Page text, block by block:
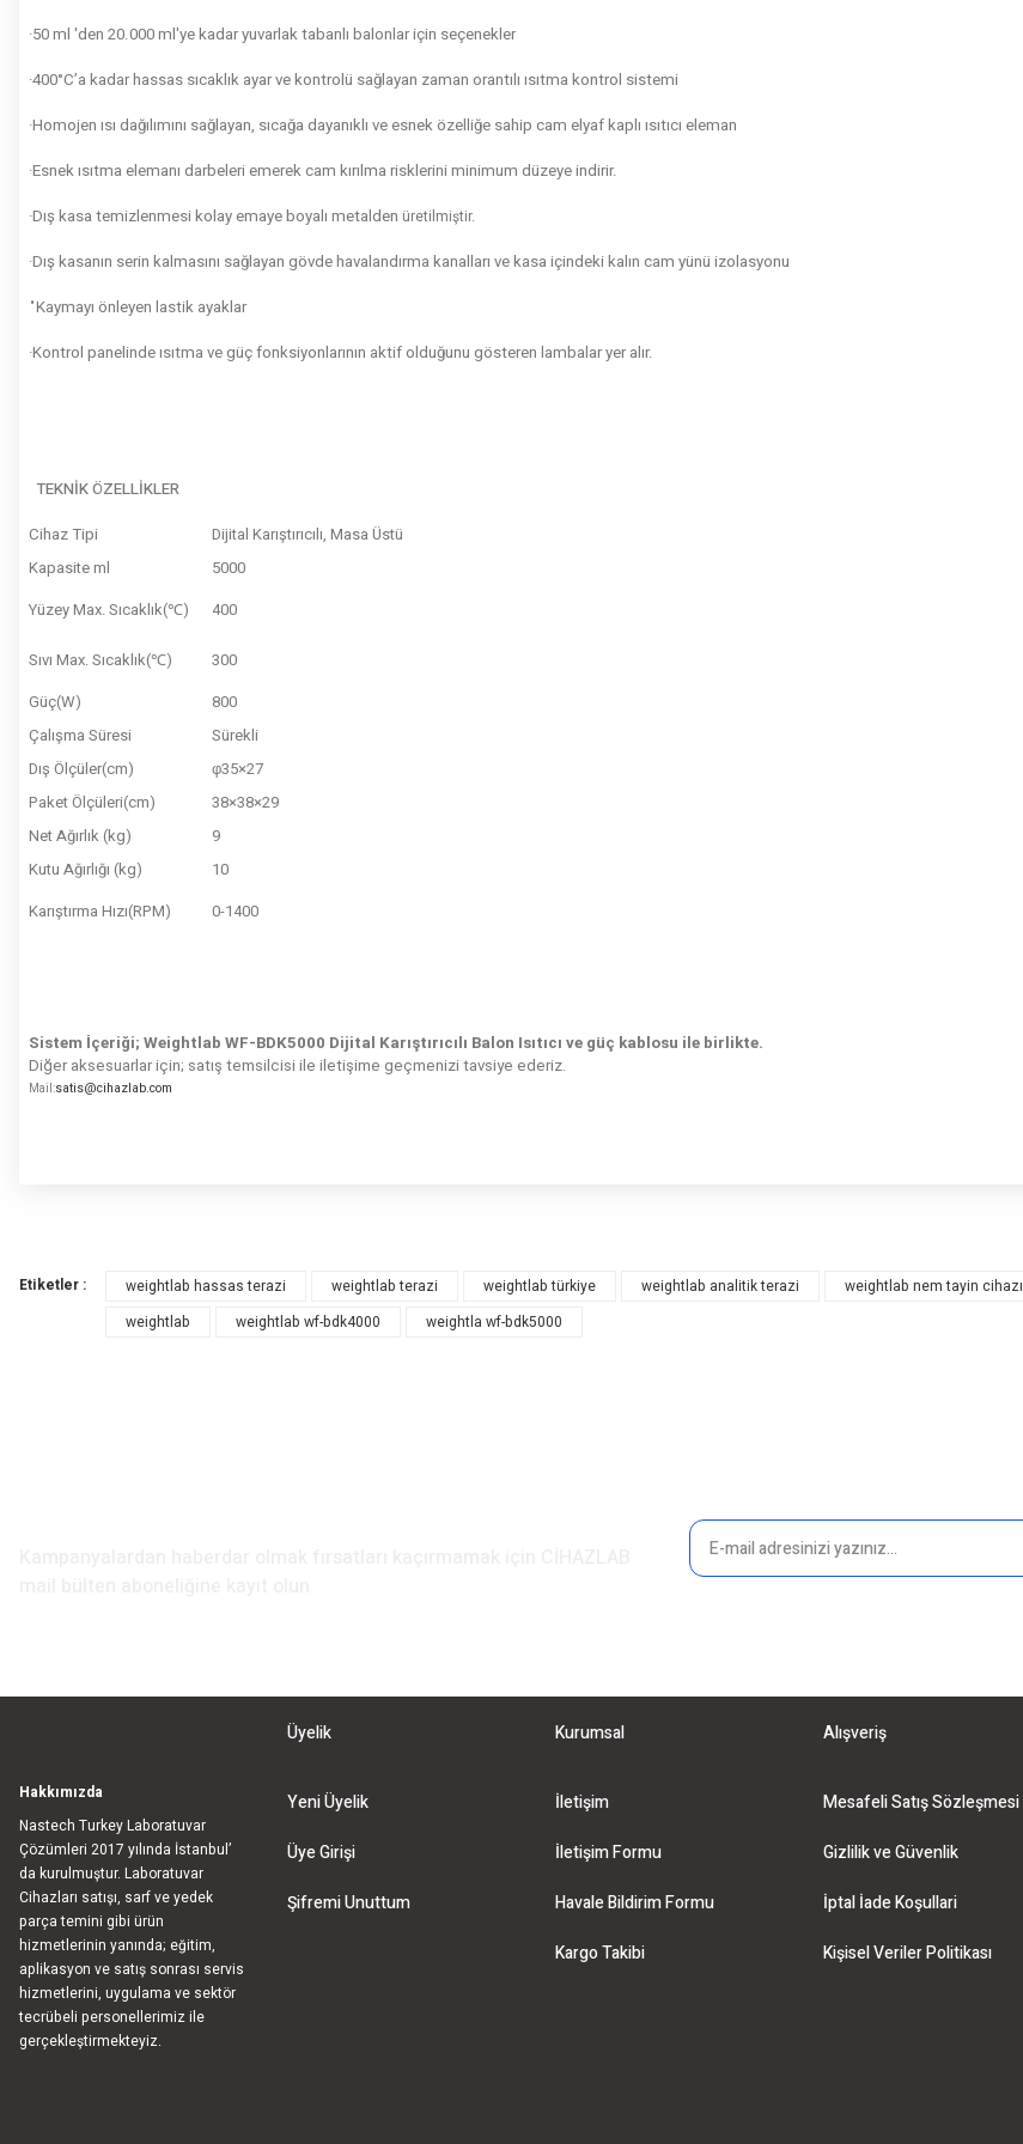
·50 ml 'den 20.000 ml'ye kadar yuvarlak tabanlı balonlar için seçenekler
·400°C’a kadar hassas sıcaklık ayar ve kontrolü sağlayan zaman orantılı ısıtma kontrol sistemi
·Homojen ısı dağılımını sağlayan, sıcağa dayanıklı ve esnek özelliğe sahip cam elyaf kaplı ısıtıcı eleman
·Esnek ısıtma elemanı darbeleri emerek cam kırılma risklerini minimum düzeye indirir.
·Dış kasa temizlenmesi kolay emaye boyalı metalden üretilmiştir.
·Dış kasanın serin kalmasını sağlayan gövde havalandırma kanalları ve kasa içindeki kalın cam yünü izolasyonu
·Kaymayı önleyen lastik ayaklar
·Kontrol panelinde ısıtma ve güçfonksiyonlarının aktif olduğunu gösteren lambalar yer alır.
TEKNİK ÖZELLİKLER
Cihaz Tipi
Dijital Karıştırıcılı, Masa Üstü
Kapasite ml
5000
Yüzey Max. Sıcaklık(℃) 400
Sıvı Max. Sıcaklık(℃)
300
Güç(W)
800
Çalışma Süresi
Sürekli
Dış Ölçüler(cm)
φ35×27
Paket Ölçüleri(cm)
38×38×29
Net Ağırlık (kg)
9
Kutu Ağırlığı (kg) 10
Karıştırma Hızı(RPM) 0-1400
Sistem İçeriği; Weightlab WF-BDK5000 Dijital Karıştırıcılı Balon Isıtıcı ve güç kablosu ile birlikte.
Diğer aksesuarlar için; satış temsilcisi ile iletişime geçmenizi tavsiye ederiz.
Mail :satis@cihazlab.com
Etiketler : weightlab hassas terazi weightlab terazi weightlab türkiye weightlab analitik terazi weightlab nem tayin cihazı
weightlab
weightlab wf-bdk4000 weightla wf-bdk5000
Hakkımızda
Nastech Turkey Laboratuvar
Çözümleri 2017 yılında İstanbul’
da kurulmuştur. Laboratuvar
Cihazları satışı, sarf ve yedek
parça temini gibi ürün
hizmetlerinin yanında; eğitim,
aplikasyon ve satış sonrası servis
hizmetlerini, uygulama ve sektör
tecrübeli personellerimiz ile
gerçekleştirmekteyiz.
Üyelik
Yeni Üyelik
Üye Girişi
Şifremi Unuttum
Kurumsal
İletişim
İletişim Formu
Havale Bildirim Formu
Kargo Takibi
Alışveriş
Mesafeli Satış Sözleşmesi
Gizlilik ve Güvenlik
İptal İade Koşullari
Kişisel Veriler Politikası